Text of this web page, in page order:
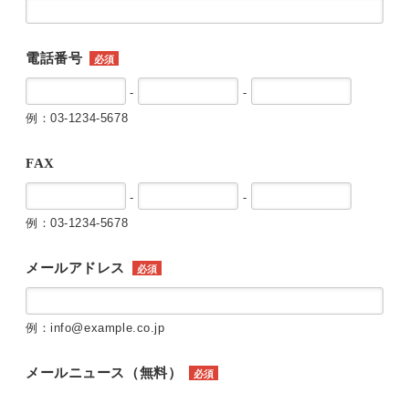
電話番号 必須
-
-
例：03-1234-5678
FAX
-
-
例：03-1234-5678
メールアドレス 必須
例：info@example.co.jp
メールニュース（無料） 必須